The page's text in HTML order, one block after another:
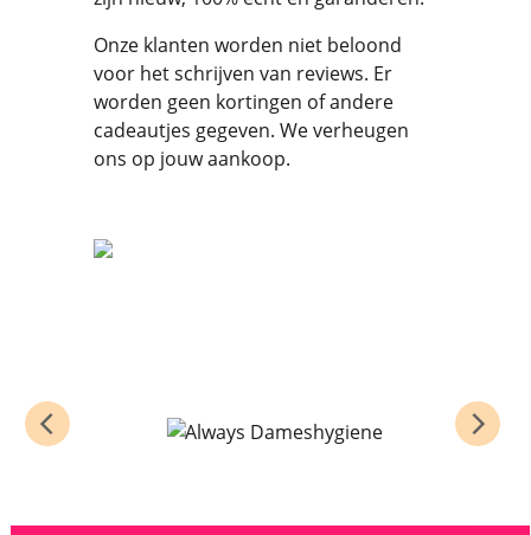
Onze klanten worden niet beloond
voor het schrijven van reviews. Er
worden geen kortingen of andere
cadeautjes gegeven. We verheugen
ons op jouw aankoop.